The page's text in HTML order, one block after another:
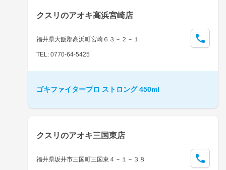
クスリのアオキ高浜宮崎店
福井県大飯郡高浜町宮崎６３－２－１
TEL: 0770-64-5425
ゴキファイタープロ ストロング 450ml
クスリのアオキ三国東店
福井県坂井市三国町三国東４－１－３８